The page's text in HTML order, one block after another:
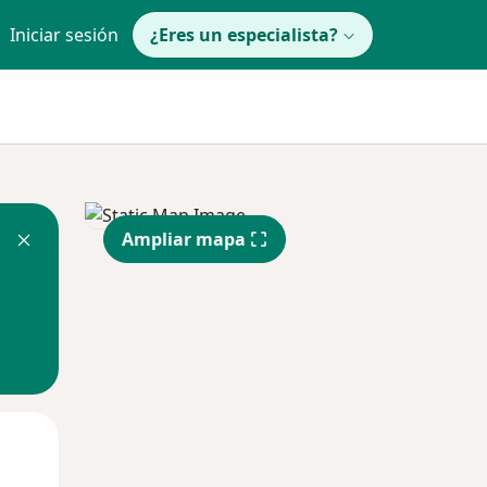
Iniciar sesión ¿Eres un especialista?
Ampliar mapa